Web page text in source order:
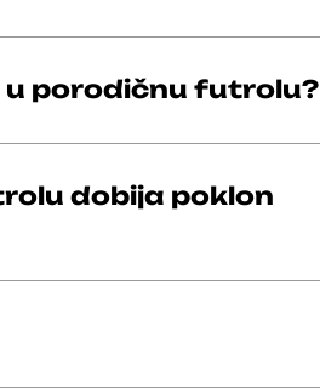
porodičnu futrolu?
dobija poklon